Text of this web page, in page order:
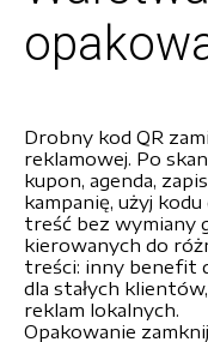
Drobny kod QR
reklamowej. Po
kupon, agenda,
kampanię, użyj
treść bez wymiany
kierowanych do
treści: inny benefit
dla stałych
reklam lokalnych.
Opakowanie